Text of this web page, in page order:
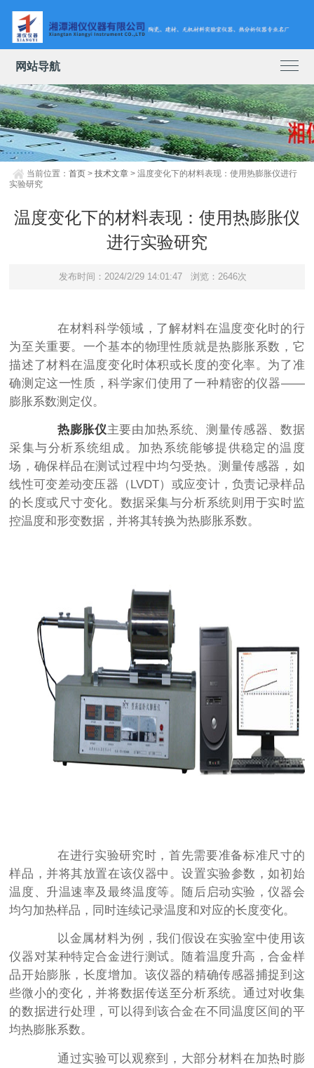
网站导航
当前位置：首页 >技术文章 > 温度变化下的材料表现：使用热膨胀仪进行
实验研究
温度变化下的材料表现：使用热膨胀仪
进行实验研究
发布时间：2024/2/29 14:01:47 浏览：2646次
在材料科学领域，了解材料在温度变化时的行
为至关重要。一个基本的物理性质就是热膨胀系数，它
描述了材料在温度变化时体积或长度的变化率。为了准
确测定这一性质，科学家们使用了一种精密的仪器——
膨胀系数测定仪。
热膨胀仪主要由加热系统、测量传感器、数据
采集与分析系统组成。加热系统能够提供稳定的温度
场，确保样品在测试过程中均匀受热。测量传感器，如
线性可变差动变压器（LVDT）或应变计，负责记录样品
的长度或尺寸变化。数据采集与分析系统则用于实时监
控温度和形变数据，并将其转换为热膨胀系数。
在进行实验研究时，首先需要准备标准尺寸的
样品，并将其放置在该仪器中。设置实验参数，如初始
温度、升温速率及最终温度等。随后启动实验，仪器会
均匀加热样品，同时连续记录温度和对应的长度变化。
以金属材料为例，我们假设在实验室中使用该
仪器对某种特定合金进行测试。随着温度升高，合金样
品开始膨胀，长度增加。该仪器的精确传感器捕捉到这
些微小的变化，并将数据传送至分析系统。通过对收集
的数据进行处理，可以得到该合金在不同温度区间的平
均热膨胀系数。
通过实验可以观察到，大部分材料在加热时膨